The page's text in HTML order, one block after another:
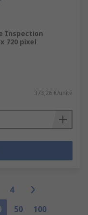
Inspection
720 pixel
373,26 €/unité
4
50 100